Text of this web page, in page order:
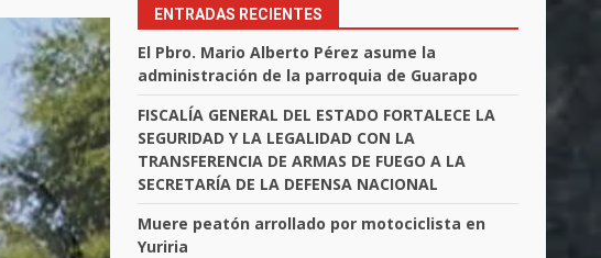
ENTRADAS RECIENTES
El Pbro. Mario Alberto Pérez asume la
administración de la parroquia de Guarapo
FISCALÍA GENERAL DEL ESTADO FORTALECE LA
SEGURIDAD Y LA LEGALIDAD CON LA
TRANSFERENCIA DE ARMAS DE FUEGO A LA
SECRETARÍA DE LA DEFENSA NACIONAL
Muere peatón arrollado por motociclista en
Yuriria